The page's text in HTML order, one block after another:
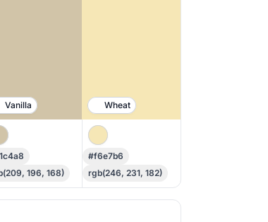
Vanilla Wheat
196, 168)
#f6e7b6
rgb(246, 231, 182)